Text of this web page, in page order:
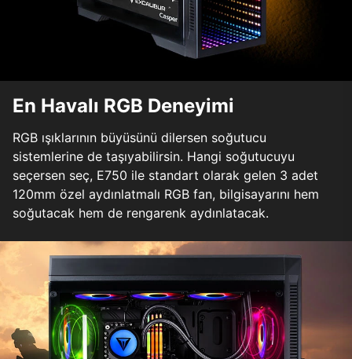
En Havalı RGB Deneyimi
RGB ışıklarının büyüsünü dilersen soğutucu
sistemlerine de taşıyabilirsin. Hangi soğutucuyu
seçersen seç, E750 ile standart olarak gelen 3 adet
120mm özel aydınlatmalı RGB fan, bilgisayarını hem
soğutacak hem de rengarenk aydınlatacak.